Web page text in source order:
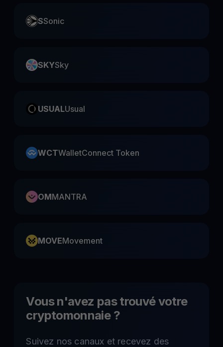
SSonic
SKYSky
USUALUsual
WCTWalletConnect Token
OMMANTRA
MOVEMovement
Vous n'avez pas trouvé votre
cryptomonnaie ?
Suivez nos canaux et recevez des